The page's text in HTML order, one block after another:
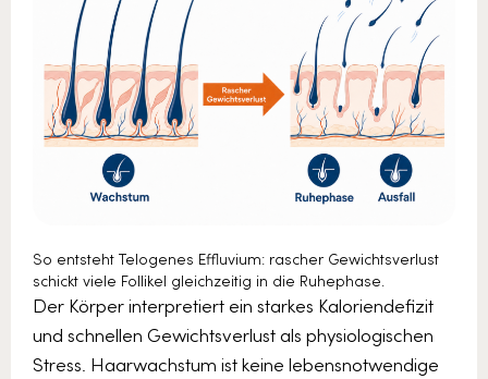
So entsteht Telogenes Effluvium: rascher Gewichtsverlust
schickt viele Follikel gleichzeitig in die Ruhephase.
Der Körper interpretiert ein starkes Kaloriendefizit
und schnellen Gewichtsverlust als physiologischen
Stress. Haarwachstum ist keine lebensnotwendige